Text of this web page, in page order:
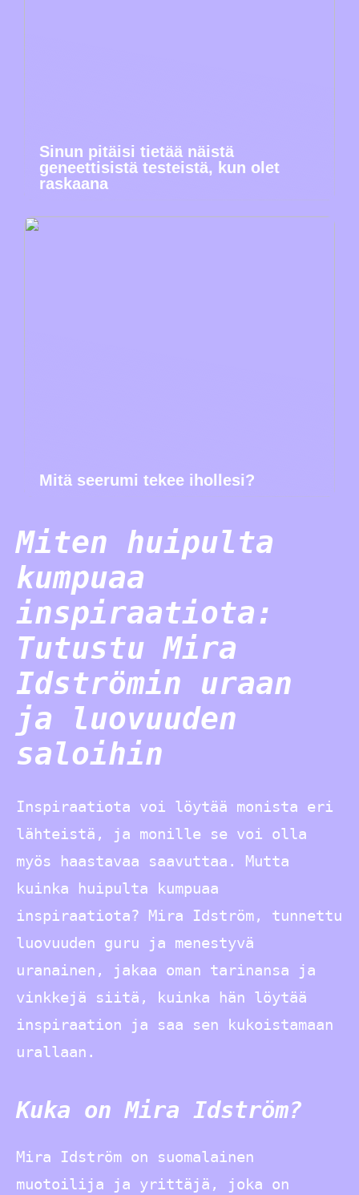
Sinun pitäisi tietää näistä
geneettisistä testeistä, kun olet
raskaana
Mitä seerumi tekee ihollesi?
Miten huipulta
kumpuaa
inspiraatiota:
Tutustu Mira
Idströmin uraan
ja luovuuden
saloihin
Inspiraatiota voi löytää monista eri
lähteistä, ja monille se voi olla
myös haastavaa saavuttaa. Mutta
kuinka huipulta kumpuaa
inspiraatiota? Mira Idström, tunnettu
luovuuden guru ja menestyvä
uranainen, jakaa oman tarinansa ja
vinkkejä siitä, kuinka hän löytää
inspiraation ja saa sen kukoistamaan
urallaan.
Kuka on Mira Idström?
Mira Idström on suomalainen
muotoilija ja yrittäjä, joka on